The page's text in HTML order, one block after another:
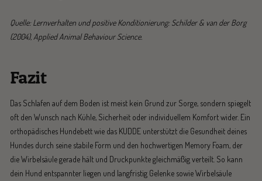
Quelle: Lernverhalten und positive Konditionierung: Schilder & van der Borg
(2004), Applied Animal Behaviour Science.
Fazit
Das Schlafen auf dem Boden ist meist kein Grund zur Sorge, sondern spiegelt
oft den Wunsch nach Kühle, Sicherheit oder individuellem Komfort wider. Ein
orthopädisches Hundebett wie das KUDDE unterstützt die Gesundheit deines
Hundes durch seine stabile Form und den hochwertigen Memory Foam, der
die Wirbelsäule gerade hält und Druckpunkte gleichmäßig verteilt. So kann
dein Hund entspannter liegen und langfristig Gelenke sowie Wirbelsäule